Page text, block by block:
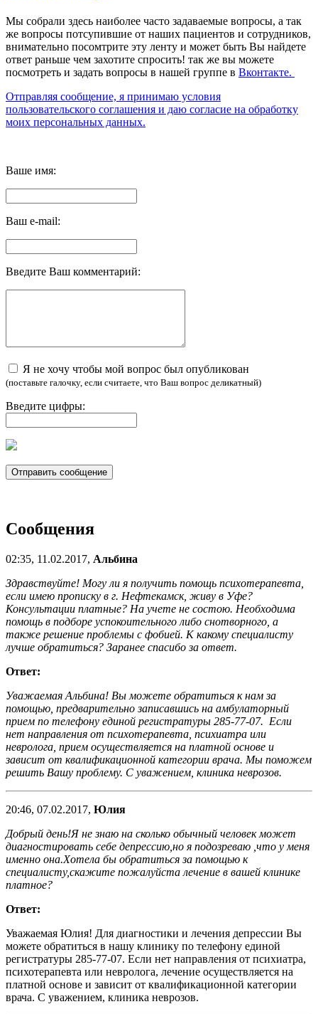
Мы собрали здесь наиболее часто задаваемые вопросы, а так
же вопросы потсупившие от наших пациентов и сотрудников,
внимательно посомтрите эту ленту и может быть Вы найдете
ответ раньше чем захотите спросить! так же вы можете
посмотреть и задать вопросы в нашей группе в Вконтакте.
Отправляя сообщение, я принимаю условия
пользовательского соглашения и даю согласие на обработку
моих персональных данных.
Ваше имя:
Ваш e-mail:
Введите Ваш комментарий:
Я не хочу чтобы мой вопрос был опубликован
(поставьте галочку, если считаете, что Ваш вопрос деликатный)
Введите цифры:
Сообщения
02:35, 11.02.2017, Альбина
Здравствуйте! Могу ли я получить помощь психотерапевта,
если имею прописку в г. Нефтекамск, живу в Уфе?
Консультации платные? На учете не состою. Необходима
помощь в подборе успокоительного либо снотворного, а
также решение проблемы с фобией. К какому специалисту
лучше обратиться? Заранее спасибо за ответ.
Ответ:
Уважаемая Альбина! Вы можете обратиться к нам за
помощью, предварительно записавшись на амбулаторный
прием по телефону единой регистратуры 285-77-07. Если
нет направления от психотерапевта, психиатра или
невролога, прием осуществляется на платной основе и
зависит от квалификационной категории врача. Мы поможем
решить Вашу проблему. С уважением, клиника неврозов.
20:46, 07.02.2017, Юлия
Добрый день!Я не знаю на сколько обычный человек может
диагностировать себе депрессию,но я подозреваю ,что у меня
именно она.Хотела бы обратиться за помощью к
специалисту,скажите пожалуйста лечение в вашей клинике
платное?
Ответ:
Уважаемая Юлия! Для диагностики и лечения депрессии Вы
можете обратиться в нашу клинику по телефону единой
регистратуры 285-77-07. Если нет направления от психиатра,
психотерапевта или невролога, лечение осуществляется на
платной основе и зависит от квалификационной категории
врача. С уважением, клиника неврозов.